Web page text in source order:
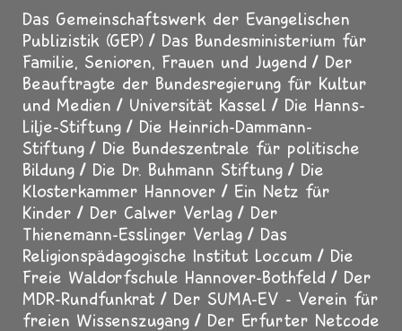
Das Gemeinschaftswerk der Evangelischen
Publizistik (GEP)
Das Bundesministerium für
Familie, Senioren, Frauen und Jugend
Der
Beauftragte der Bundesregierung für Kultur
und Medien
Universität Kassel
Die Hanns-
Lilje-Stiftung
Die Heinrich-Dammann-
Stiftung
Die Bundeszentrale für politische
Bildung
Die Dr. Buhmann Stiftung
Die
Klosterkammer Hannover
Ein Netz für
Kinder
Der Calwer Verlag
Der
Thienemann-Esslinger Verlag
Das
Religionspädagogische Institut Loccum
Die
Freie Waldorfschule Hannover-Bothfeld
Der
MDR-Rundfunkrat
Der SUMA-EV - Verein für
freien Wissenszugang
Der Erfurter Netcode